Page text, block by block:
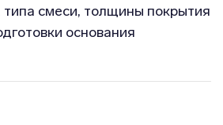
типа смеси, толщины покрытия
основания